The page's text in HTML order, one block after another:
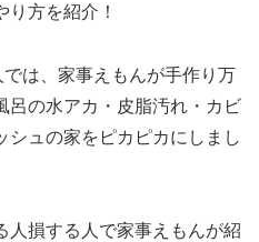
方を紹介！
は、家事えもんが手作り万
呂の水アカ・皮脂汚れ・カビ
シュの家をピカピカにしまし
人損する人で家事えもんが紹